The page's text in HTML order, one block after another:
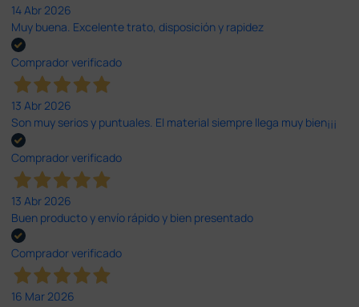
14 Abr 2026
Muy buena. Excelente trato, disposición y rapidez
Comprador verificado
13 Abr 2026
Son muy serios y puntuales. El material siempre llega muy bien¡¡¡
Comprador verificado
13 Abr 2026
Buen producto y envío rápido y bien presentado
Comprador verificado
16 Mar 2026